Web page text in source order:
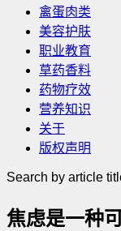
禽蛋肉类
美容护肤
职业教育
草药香料
药物疗效
营养知识
关于
版权声明
Search by article
焦虑是一种